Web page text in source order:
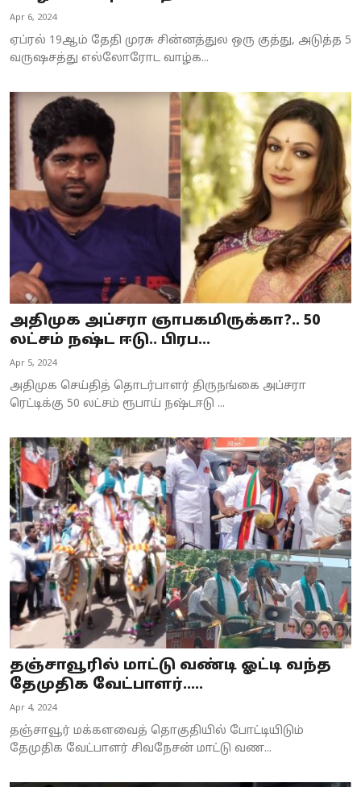
Apr 6, 2024
ஏப்ரல் 19ஆம் தேதி முரசு சின்னத்துல ஒரு குத்து, அடுத்த 5
வருஷசத்து எல்லோரோட வாழ்க...
அதிமுக அப்சரா ஞாபகமிருக்கா?.. 50
லட்சம் நஷ்ட ஈடு.. பிரப...
Apr 5, 2024
அதிமுக செய்தித் தொடர்பாளர் திருநங்கை அப்சரா
ரெட்டிக்கு 50 லட்சம் ரூபாய் நஷ்டஈடு ...
தஞ்சாவூரில் மாட்டு வண்டி ஓட்டி வந்த
தேமுதிக வேட்பாளர்.....
Apr 4, 2024
தஞ்சாவூர் மக்களவைத் தொகுதியில் போட்டியிடும்
தேமுதிக வேட்பாளர் சிவநேசன் மாட்டு வண...